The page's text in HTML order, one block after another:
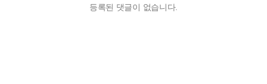
등록된 댓글이 없습니다.